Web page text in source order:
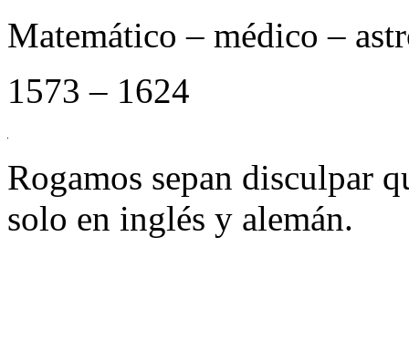
Matemático – médico –
1573 – 1624
Rogamos sepan disculpar
solo en inglés y alemán.